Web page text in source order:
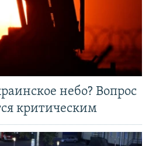
небо? Вопрос
критическим